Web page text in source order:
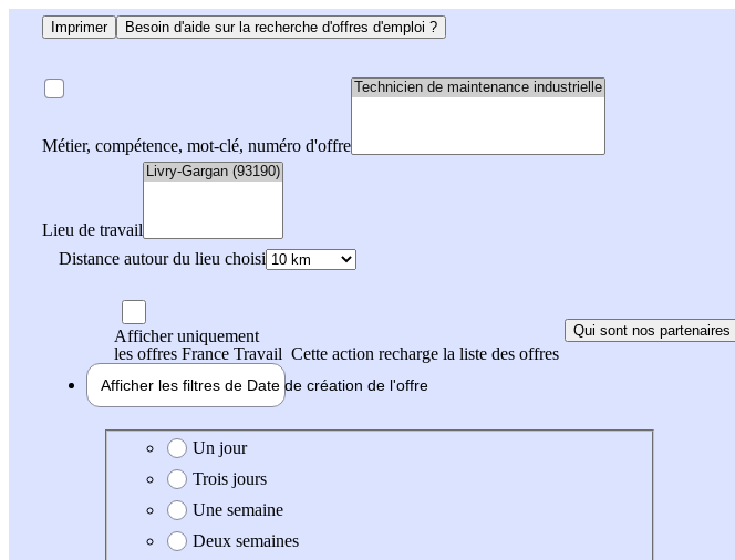
Imprimer Besoin d'aide sur la recherche d'offres d'emploi ?
Métier, compétence, mot-clé, numéro d'offre
Lieu de travail
Distance autour du lieu choisi
Afficher uniquement
les offres France Travail Cette action recharge la liste des offres
Qui sont nos partenaires
Afficher les filtres de Date de création de l'offre
Date de création de l'offre
Un jour
Trois jours
Une semaine
Deux semaines